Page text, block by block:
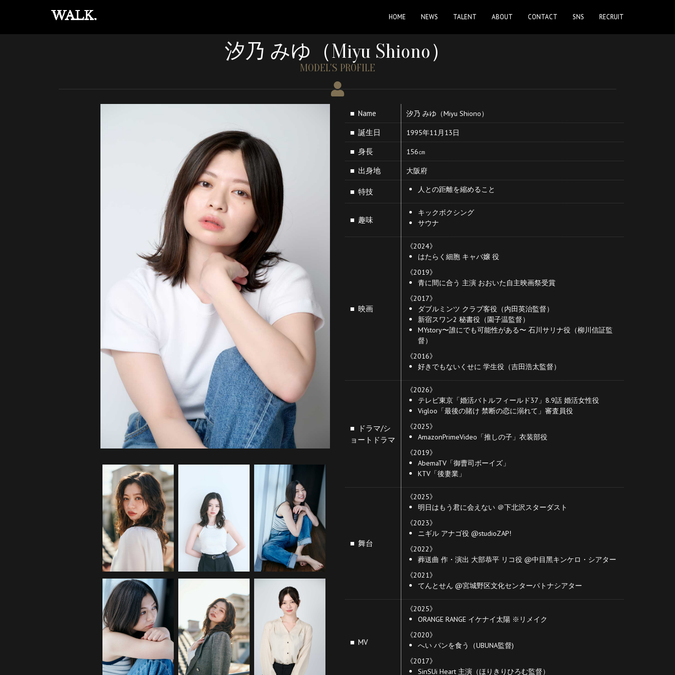
HOME NEWS TALENT ABOUT CONTACT SNS RECRUIT
汐乃 みゆ（Miyu Shiono）
MODEL'S PROFILE
■ Name
汐乃 みゆ（Miyu Shiono）
■ 誕生日
1995年11月13日
■ 身長
156㎝
■ 出身地
大阪府
■ 特技 人との距離を縮めること
■ 趣味
キックボクシング
サウナ
■ 映画
《2024》
はたらく細胞 キャバ嬢 役
《2019》
⻘に間に合う 主演 おおいた⾃主映画祭受賞
《2017》
ダブルミンツ クラブ客役（内⽥英治監督）
新宿スワン2 秘書役（園⼦温監督）
MYstory〜誰にでも可能性がある〜 ⽯川サリナ役（柳川信証監
督）
《2016》
好きでもないくせに 学⽣役（吉⽥浩太監督）
■ ドラマ/シ
ョートドラマ
《2026》
テレビ東京「婚活バトルフィールド37」8.9話 婚活⼥性役
Vigloo「最後の賭け 禁断の恋に溺れて」審査員役
《2025》
AmazonPrimeVideo「推しの⼦」⾐装部役
《2019》
AbemaTV「御曹司ボーイズ」
KTV「後妻業」
■ 舞台
《2025》
明⽇はもう君に会えない ＠下北沢スターダスト
《2023》
ニギル アナゴ役 @studioZAP!
《2022》
葬送曲 作・演出 ⼤部恭平 リコ役 @中⽬⿊キンケロ・シアター
《2021》
てんとせん @宮城野区⽂化センターパトナシアター
■ MV
《2025》
ORANGE RANGE イケナイ太陽 ※リメイク
《2020》
へい パンを⾷う（UBUNA監督)
《2017》
SinSUi Heart 主演（ほりきりひろむ監督）